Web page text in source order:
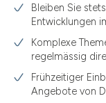
3.11
3.12
3.44
3.58
Bleiben Sie
Entwicklungen
Komplexe
regelmässig
Frühzeitiger
Angebote von